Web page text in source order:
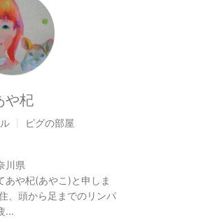
や杞
ピグの部屋
川県
あや杞(あやこ)と申しま
、頭から足までのリンパ
...